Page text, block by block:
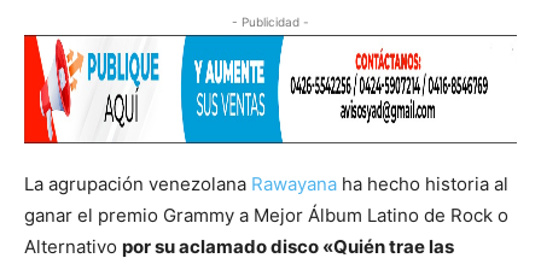
- Publicidad -
La agrupación venezolana Rawayana ha hecho historia al
ganar el premio Grammy a Mejor Álbum Latino de Rock o
Alternativo por su aclamado disco «Quién trae las